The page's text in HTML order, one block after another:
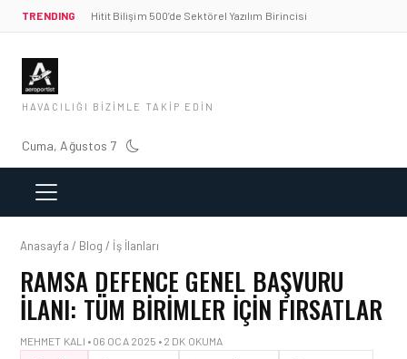
TRENDING Hitit Bilişim 500’de Sektörel Yazılım Birincisi
HAVACILIĞI BIZIMLE TAKIP EDIN
Cuma, Ağustos 7
Anasayfa / Blog / İş İlanları
RAMSA DEFENCE GENEL BAŞVURU
İLANI: TÜM BIRIMLER İÇIN FIRSATLAR
MEHMET KALI • 06 OCA 2025 • 2 DK OKUMA